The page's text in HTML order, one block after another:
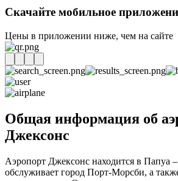
Скачайте мобильное
Цены в приложении ниже, чем на сайте
Общая информация об
Джексонс
Аэропорт Джексонс находится в Папуа
обслуживает город Порт-Морсби, а